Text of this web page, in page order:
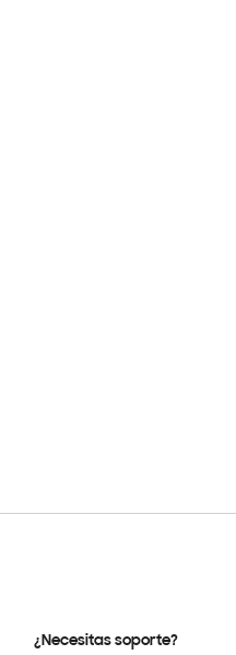
¿Necesitas soporte?